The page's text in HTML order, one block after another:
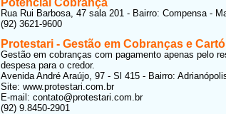
Rua Rui Barbosa, 47 sala 201 - Bairro: Compensa -
(92) 3621-9600
Protestari - Gestão em Cobranças e
Gestão em cobranças com pagamento apenas pelo
despesa para o credor.
Avenida André Araújo, 97 - Sl 415 - Bairro:
Site: www.protestari.com.br
E-mail: contato@protestari.com.br
(92) 9.8450-2901